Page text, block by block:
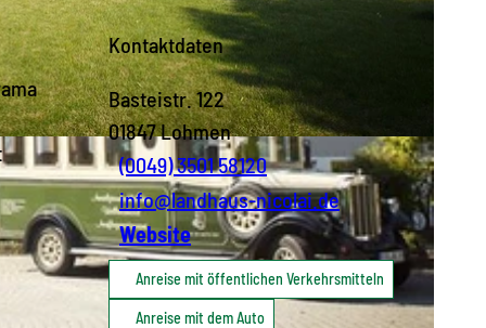
Kontaktdaten
Basteistr. 122
01847Lohmen
(0049) 3501 58120
info@landhaus-nicolai.de
Website
Anreise mit öffentlichen Verkehrsmitteln
Anreise mit dem Auto